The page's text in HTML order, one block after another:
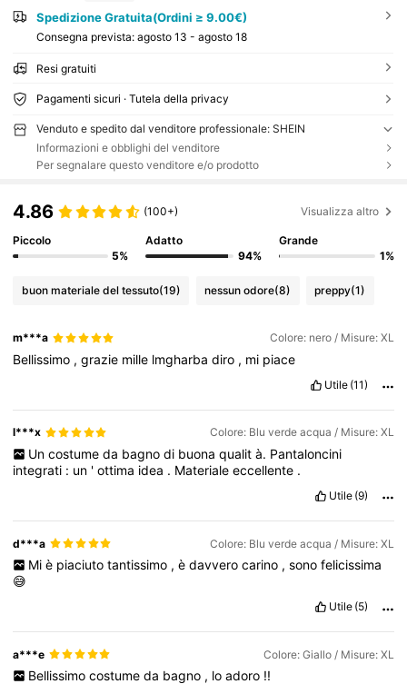
Spedizione Gratuita(Ordini ≥ 9.00€)
Consegna prevista: agosto 13 - agosto 18
Resi gratuiti
Pagamenti sicuri · Tutela della privacy
Venduto e spedito dal venditore professionale: SHEIN
Informazioni e obblighi del venditore
Per segnalare questo venditore e/o prodotto
4.86 (100+) Visualizza altro
Piccolo
5%
Adatto
94%
Grande
1%
buon materiale del tessuto(19) nessun odore(8) preppy(1)
m***a Colore: nero / Misure: XL
Bellissimo ,grazie mille lmgharbadiro , mi piace
Utile (11)
l***x Colore: Blu verde acqua / Misure: XL
Un costume da bagno di buona qualit à. Pantaloncini
integrati : un 'ottima idea . Materialeeccellente .
Utile (9)
d***a Colore: Blu verde acqua / Misure: XL
Mi è piaciuto tantissimo , è davvero carino , sono felicissima
😅
Utile (5)
a***e Colore: Giallo / Misure: XL
Bellissimo costume da bagno , lo adoro !!